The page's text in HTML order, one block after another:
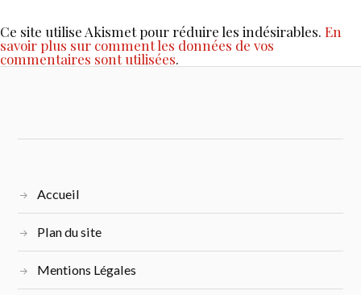
Ce site utilise Akismet pour réduire les indésirables. En
savoir plus sur comment les données de vos
commentaires sont utilisées.
Accueil
Plan du site
Mentions Légales